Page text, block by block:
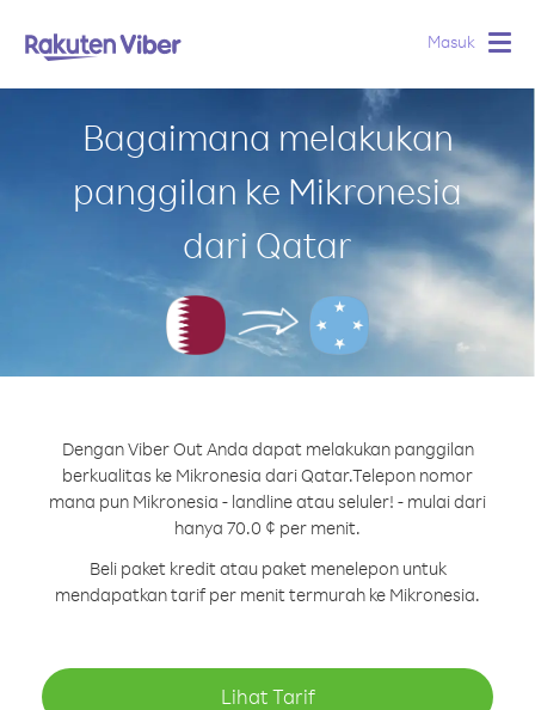
Masuk
Bagaimana melakukan
panggilan ke Mikronesia
dari Qatar
Dengan Viber Out Anda dapat melakukan panggilan
berkualitas ke Mikronesia dari Qatar.Telepon nomor
mana pun Mikronesia - landline atau seluler! - mulai dari
hanya 70.0 ¢ per menit.
Beli paket kredit atau paket menelepon untuk
mendapatkan tarif per menit termurah ke Mikronesia.
Lihat Tarif